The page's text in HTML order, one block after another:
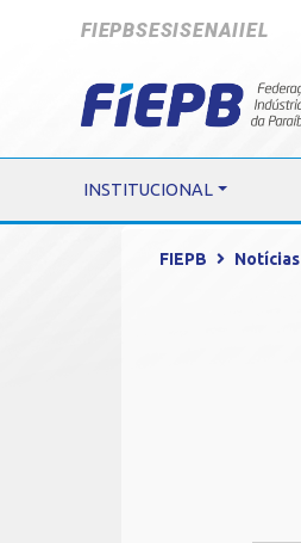
FIEPBSESISENAIIEL
INSTITUCIONAL
FIEPB Notícias